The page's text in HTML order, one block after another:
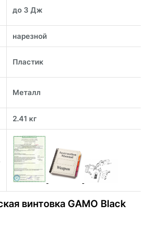
до 3 Дж
нарезной
Пластик
Металл
2.41 кг
винтовка GAMO Black